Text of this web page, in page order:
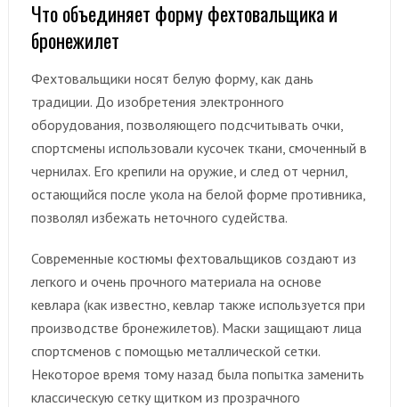
Что объединяет форму фехтовальщика и
бронежилет
Фехтовальщики носят белую форму, как дань
традиции. До изобретения электронного
оборудования, позволяющего подсчитывать очки,
спортсмены использовали кусочек ткани, смоченный в
чернилах. Его крепили на оружие, и след от чернил,
остающийся после укола на белой форме противника,
позволял избежать неточного судейства.
Современные костюмы фехтовальщиков создают из
легкого и очень прочного материала на основе
кевлара (как известно, кевлар также используется при
производстве бронежилетов). Маски защищают лица
спортсменов с помощью металлической сетки.
Некоторое время тому назад была попытка заменить
классическую сетку щитком из прозрачного